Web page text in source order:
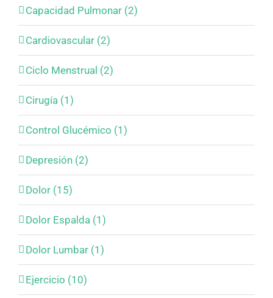
Capacidad Pulmonar (2)
Cardiovascular (2)
Ciclo Menstrual (2)
Cirugía (1)
Control Glucémico (1)
Depresión (2)
Dolor (15)
Dolor Espalda (1)
Dolor Lumbar (1)
Ejercicio (10)